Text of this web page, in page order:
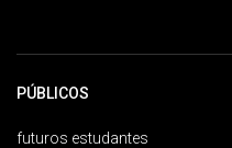
PÚBLICOS
futuros estudantes